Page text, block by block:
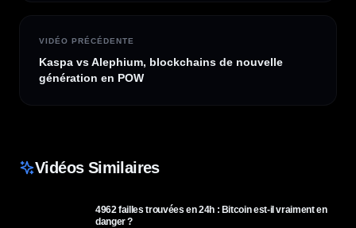
VIDÉO PRÉCÉDENTE
Kaspa vs Alephium, blockchains de nouvelle
génération en POW
Vidéos Similaires
4962 failles trouvées en 24h : Bitcoin est-il vraiment en
danger ?